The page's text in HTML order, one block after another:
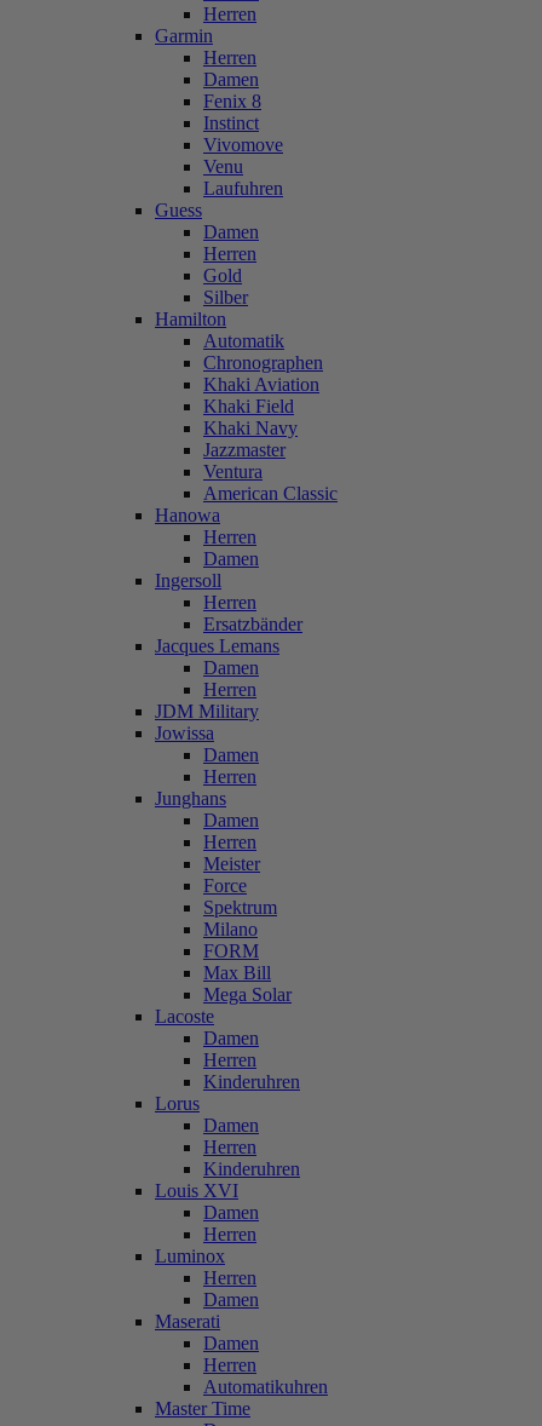
Herren
Garmin
Herren
Damen
Fenix 8
Instinct
Vivomove
Venu
Laufuhren
Guess
Damen
Herren
Gold
Silber
Hamilton
Automatik
Chronographen
Khaki Aviation
Khaki Field
Khaki Navy
Jazzmaster
Ventura
American Classic
Hanowa
Herren
Damen
Ingersoll
Herren
Ersatzbänder
Jacques Lemans
Damen
Herren
JDM Military
Jowissa
Damen
Herren
Junghans
Damen
Herren
Meister
Force
Spektrum
Milano
FORM
Max Bill
Mega Solar
Lacoste
Damen
Herren
Kinderuhren
Lorus
Damen
Herren
Kinderuhren
Louis XVI
Damen
Herren
Luminox
Herren
Damen
Maserati
Damen
Herren
Automatikuhren
Master Time